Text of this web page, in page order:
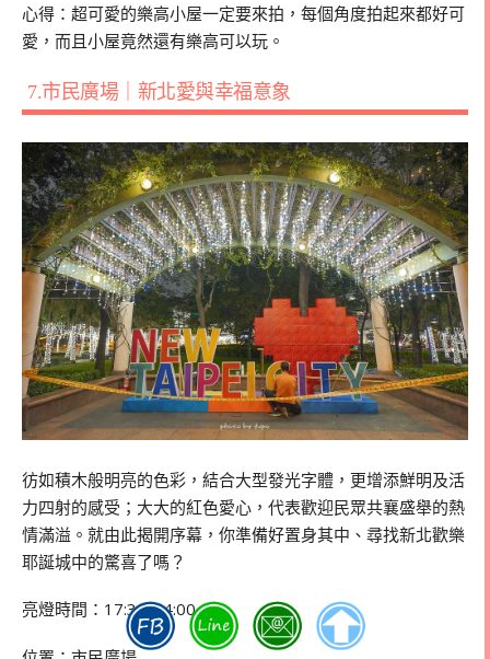
心得：超可愛的樂高小屋一定要來拍，每個角度拍起來都好可
愛，而且小屋竟然還有樂高可以玩。
7.市民廣場｜新北愛與幸福意象
彷如積木般明亮的色彩，結合大型發光字體，更增添鮮明及活
力四射的感受；大大的紅色愛心，代表歡迎民眾共襄盛舉的熱
情滿溢。就由此揭開序幕，你準備好置身其中、尋找新北歡樂
耶誕城中的驚喜了嗎？
亮燈時間：17:30-24:00